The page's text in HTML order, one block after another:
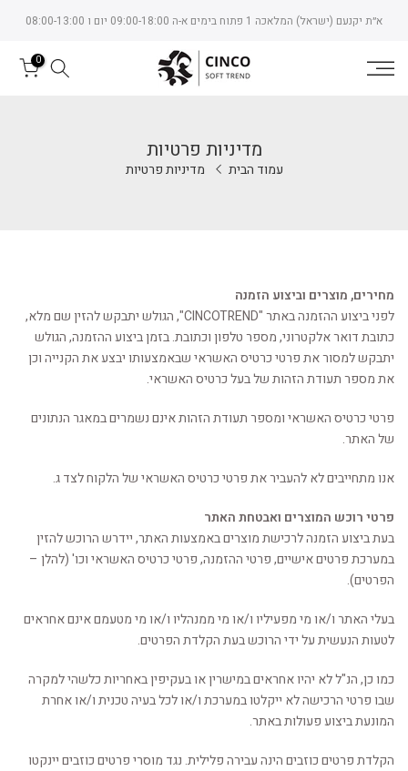
Skip
content
א״ת יקנעם (ישראל) המלאכה 1 פתוח בימים א-ה 09:00-18:00 יום ו 08:00-13:00
0
מדיניות פרטיות
עמוד הבית מדיניות פרטיות
מחירים, מוצרים וביצוע הזמנה
לפני ביצוע ההזמנה באתר "CINCOTREND", הגולש יתבקש להזין שם מלא,
כתובת דואר אלקטרוני, מספר טלפון וכתובת. בזמן ביצוע ההזמנה, הגולש
יתבקש למסור את פרטי כרטיס האשראי שבאמצעותו יבצע את הקנייה וכן
את מספר תעודת הזהות של בעל כרטיס האשראי.
פרטי כרטיס האשראי ומספר תעודת הזהות אינם נשמרים במאגר הנתונים
של האתר.
אנו מתחייבים לא להעביר את פרטי כרטיס האשראי של הלקוח לצד ג.
פרטי רוכש המוצרים ואבטחת האתר
בעת ביצוע הזמנה לרכישת מוצרים באמצעות האתר, יידרש הרוכש להזין
במערכת פרטים אישיים, פרטי ההזמנה, פרטי כרטיס האשראי וכו' (להלן –
הפרטים).
בעלי האתר ו/או מי מפעיליו ו/או מי ממנהליו ו/או מי מטעמם אינם אחראים
לטעות הנעשית על ידי הרוכש בעת הקלדת הפרטים.
כמו כן, הנ"ל לא יהיו אחראים במישרין או בעקיפין באחריות כלשהי למקרה
שבו פרטי הרכישה לא ייקלטו במערכת ו/או לכל בעיה טכנית ו/או אחרת
המונעת ביצוע פעולות באתר.
הקלדת פרטים כוזבים הינה עבירה פלילית. נגד מוסרי פרטים כוזבים יינקטו